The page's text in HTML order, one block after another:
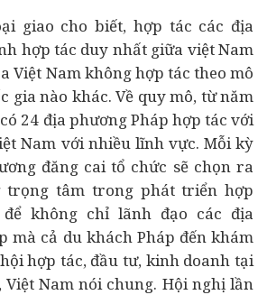
giao cho biết, hợp tác các địa
hợp tác duy nhất giữa việt Nam
Việt Nam không hợp tác theo mô
gia nào khác. Về quy mô, từ năm
24 địa phương Pháp hợp tác với
Nam với nhiều lĩnh vực. Mỗi kỳ
đăng cai tổ chức sẽ chọn ra
trọng tâm trong phát triển hợp
không chỉ lãnh đạo các địa
mà cả du khách Pháp đến khám
hợp tác, đầu tư, kinh doanh tại
Nam nói chung. Hội nghị lần